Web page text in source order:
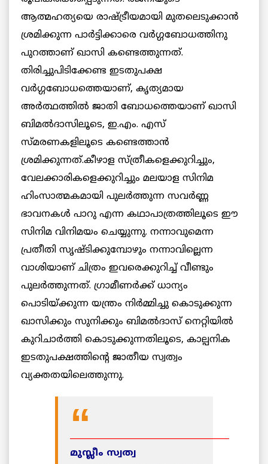
ആത്മഹത്യയെ രാഷ്ട്രീയമായി മുതലെടുക്കാന്‍
ശ്രമിക്കുന്ന പാര്‍ട്ടിക്കാരെ വര്‍ഗ്ഗബോധത്തിനു
പുറത്താണ് ഖാസി കണ്ടെത്തുന്നത്.
തിരിച്ചുപിടിക്കേണ്ട ഇടതുപക്ഷ
വര്‍ഗ്ഗബോധത്തെയാണ്, കൃത്യമായ
അര്‍ത്ഥത്തില്‍ ജാതി ബോധത്തെയാണ് ഖാസി
ബിമല്‍ദാസിലൂടെ, ഇ.എം. എസ്
സ്മരണകളിലൂടെ കണ്ടെത്താന്‍
ശ്രമിക്കുന്നത്.കീഴാള സ്ത്രീകളെക്കുറിച്ചും,
വേലക്കാരികളെക്കുറിച്ചും മലയാള സിനിമ
ഹിംസാത്മകമായി പുലര്‍ത്തുന്ന സവര്‍ണ്ണ
ഭാവനകള്‍ പാറു എന്ന കഥാപാത്രത്തിലൂടെ ഈ
സിനിമ വിനിമയം ചെയ്യുന്നു. നന്നാവുമെന്ന
പ്രതീതി സൃഷ്ടിക്കുമ്പോഴും നന്നാവില്ലെന്ന
വാശിയാണ് ചിത്രം ഇവരെക്കുറിച്ച് വീണ്ടും
പുലര്‍ത്തുന്നത്. ഗ്രാമീണര്‍ക്ക് ധാന്യം
പൊടിയ്ക്കുന്ന യന്ത്രം നിര്‍മ്മിച്ചു കൊടുക്കുന്ന
ഖാസിക്കും സുനിക്കും ബിമല്‍ദാസ് നെറ്റിയില്‍
കുറിചാര്‍ത്തി കൊടുക്കുന്നതിലൂടെ, കാല്പനിക
ഇടതുപക്ഷത്തിന്റെ ജാതീയ സ്വത്വം
വ്യക്തതയിലെത്തുന്നു.
മുസ്ലീം സ്വത്വ